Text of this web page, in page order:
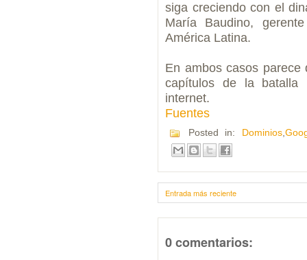
siga creciendo con el
María Baudino,
América Latina.
En ambos casos
capítulos de la
internet.
Fuentes
Posted in: Dominios,
Entrada más reciente
0 comentarios: